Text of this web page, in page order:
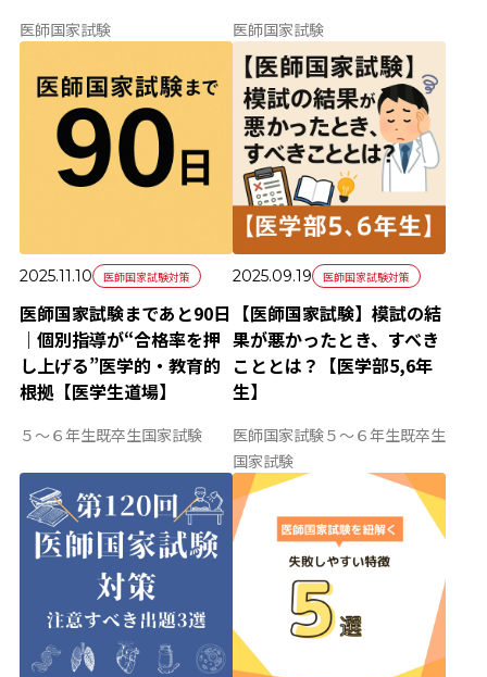
医師国家試験 医師国家試験
2025.11.10 医師国家試験対策
医師国家試験まであと90日
｜個別指導が“合格率を押
し上げる”医学的・教育的
根拠【医学生道場】
５～６年生既卒生国家試験
2025.09.19 医師国家試験対策
【医師国家試験】模試の結
果が悪かったとき、すべき
こととは？【医学部5,6年
生】
医師国家試験５～６年生既卒生
国家試験